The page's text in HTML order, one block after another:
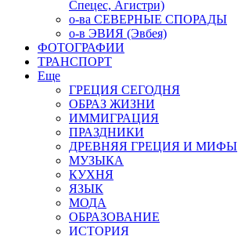
Спецес, Агистри)
о-ва СЕВЕРНЫЕ СПОРАДЫ
о-в ЭВИЯ (Эвбея)
ФОТОГРАФИИ
ТРАНСПОРТ
Еще
ГРЕЦИЯ СЕГОДНЯ
ОБРАЗ ЖИЗНИ
ИММИГРАЦИЯ
ПРАЗДНИКИ
ДРЕВНЯЯ ГРЕЦИЯ И МИФЫ
МУЗЫКА
КУХНЯ
ЯЗЫК
МОДА
ОБРАЗОВАНИЕ
ИСТОРИЯ